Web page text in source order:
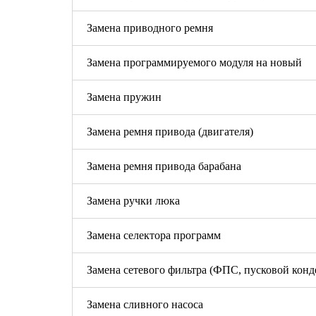
Замена приводного ремня
Замена программируемого модуля на новый
Замена пружин
Замена ремня привода (двигателя)
Замена ремня привода барабана
Замена ручки люка
Замена селектора программ
Замена сетевого фильтра (ФПС, пусковой
Замена сливного насоса